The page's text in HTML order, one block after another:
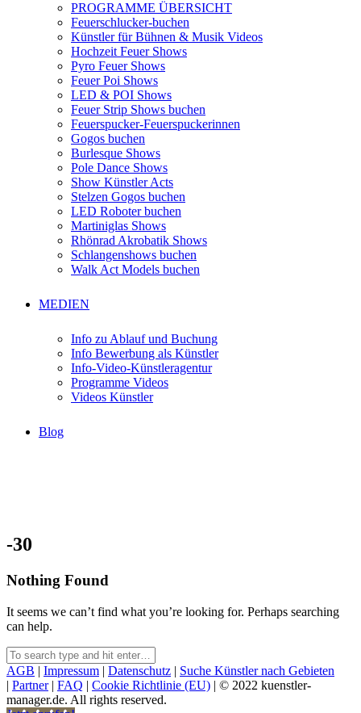
PROGRAMME ÜBERSICHT
Feuerschlucker-buchen
Künstler für Bühnen & Musik Videos
Hochzeit Feuer Shows
Pyro Feuer Shows
Feuer Poi Shows
LED & POI Shows
Feuer Strip Shows buchen
Feuerspucker-Feuerspuckerinnen
Gogos buchen
Burlesque Shows
Pole Dance Shows
Show Künstler Acts
Stelzen Gogos buchen
LED Roboter buchen
Martiniglas Shows
Rhönrad Akrobatik Shows
Schlangenshows buchen
Walk Act Models buchen
MEDIEN
Info zu Ablauf und Buchung
Info Bewerbung als Künstler
Info-Video-Künstleragentur
Programme Videos
Videos Künstler
Blog
-30
Nothing Found
It seems we can’t find what you’re looking for. Perhaps searching
can help.
AGB | Impressum | Datenschutz | Suche Künstler nach Gebieten
| Partner| FAQ | Cookie Richtlinie (EU) | © 2022 kuenstler-
manager.de. All rights reserved.